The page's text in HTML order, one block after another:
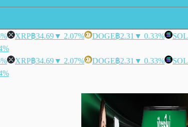
XRP฿34.69▼ 2.07% DOGE฿2.31 ▼ 0.33% SOL
XRP฿34.69▼ 2.07% DOGE฿2.31 ▼ 0.33% SOL